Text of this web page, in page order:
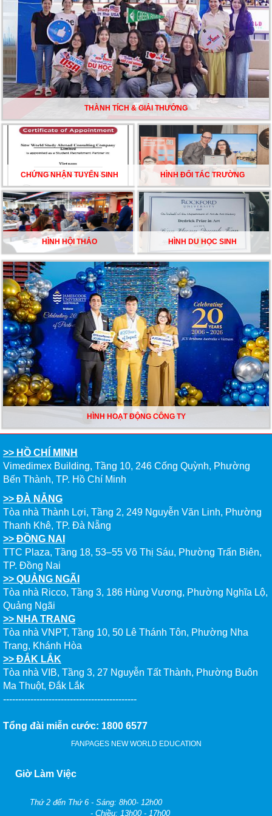
TƯ VẤN DU HỌC TOÀN DIỆN – BƯỚC ĐỆM VỮNG
CHẮC TỪ NEW WORLD EDUCATION
DU HỌC ÚC DẦN TRỞ THÀNH LỰA CHỌN HÀNG
ĐẦU CỦA DU HỌC SINH NĂM 2026 – VÀ TẤT CẢ
ĐỀU CÓ LÝ DO!!
CHẠM GIẤC MƠ DU HỌC MỸ – BẮT ĐẦU TỪ NGÀY
HỘI GHI DANH & SĂN HỌC BỔNG KỲ SPRING 2026
THÀNH TÍCH & GIẢI THƯỞNG
CHỨNG NHẬN TUYỂN SINH HÌNH ĐỐI TÁC TRƯỜNG
HÌNH HỘI THẢO HÌNH DU HỌC SINH
HÌNH HOẠT ĐỘNG CÔNG TY
>> HỒ CHÍ MINH
Vimedimex Building, Tầng 10, 246 Cống Quỳnh, Phường
Bến Thành, TP. Hồ Chí Minh
>> ĐÀ NẴNG
Tòa nhà Thành Lợi, Tầng 2, 249 Nguyễn Văn Linh, Phường
Thanh Khê, TP. Đà Nẵng
>> ĐỒNG NAI
TTC Plaza, Tầng 18, 53–55 Võ Thị Sáu, Phường Trấn Biên,
TP. Đồng Nai
>> QUẢNG NGÃI
Tòa nhà Ricco, Tầng 3, 186 Hùng Vương, Phường Nghĩa Lộ,
Quảng Ngãi
>> NHA TRANG
Tòa nhà VNPT, Tầng 10, 50 Lê Thánh Tôn, Phường Nha
Trang, Khánh Hòa
>> ĐẮK LẮK
Tòa nhà VIB, Tầng 3, 27 Nguyễn Tất Thành, Phường Buôn
Ma Thuột, Đắk Lắk
--------------------------------------------
Tổng đài miễn cước: 1800 6577
FANPAGES NEW WORLD EDUCATION
Giờ Làm Việc
Thứ 2 đến Thứ 6 - Sáng: 8h00- 12h00
- Chiều: 13h00 - 17h00